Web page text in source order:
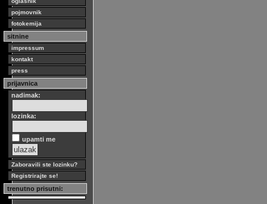
pojmovnik
fotokemija
sitnine
impressum
kontakt
press
prijavnica
nadimak:
lozinka:
upamti me
Zaboravili ste lozinku?
Registrirajte se!
trenutno prisutni: